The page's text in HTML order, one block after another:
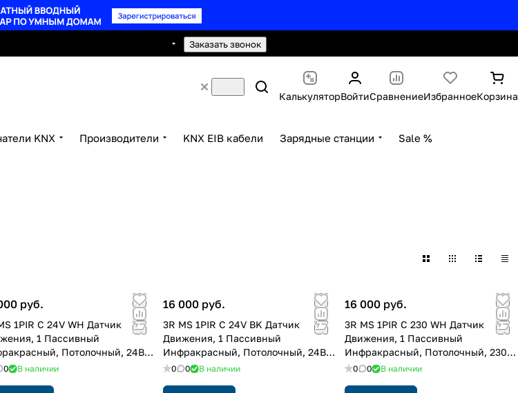
Заказать звонок
КалькуляторВойтиСравнениеИзбранноеКорзина
KNX Производители KNX EIB кабели Зарядные станции Sale %
руб.
1PIR C 24V WH Датчик
1 Пассивный
Потолочный, 24В,
0 В наличии
16 000 руб.
3R MS 1PIR C 24V BK Датчик
Движения, 1 Пассивный
Инфракрасный, Потолочный, 24В,
Чёрный
0 0 В наличии
16 000 руб.
3R MS 1PIR C 230 WH Датчик
Движения, 1 Пассивный
Инфракрасный, Потолочный, 230В,
Белый
0 0 В наличии